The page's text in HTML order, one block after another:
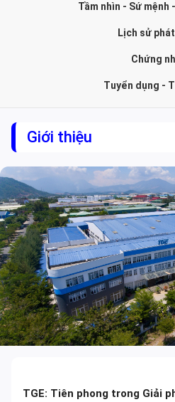
Tầm nhìn - Sứ
Lịch sử
Chứng
Tuyển dụng -
Giới thiệu
TGE: Tiên phong trong Giải